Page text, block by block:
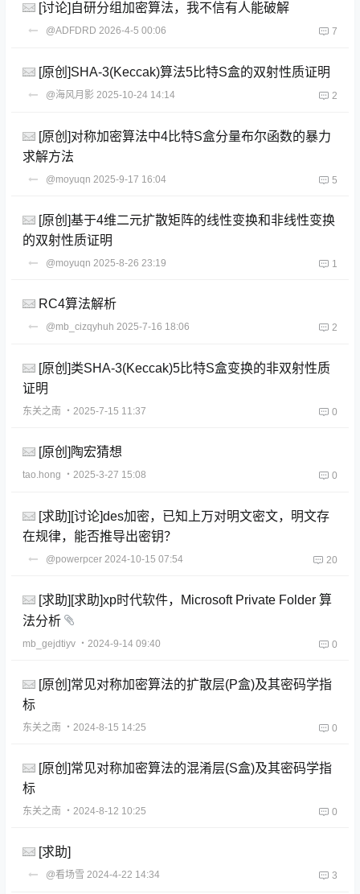
[讨论]自研分组加密算法，我不信有人能破解
@ADFDRD 2026-4-5 00:06 7
[原创]SHA-3(Keccak)算法5比特S盒的双射性质证明
@海风月影 2025-10-24 14:14 2
[原创]对称加密算法中4比特S盒分量布尔函数的暴力
求解方法
@moyuqn 2025-9-17 16:04 5
[原创]基于4维二元扩散矩阵的线性变换和非线性变换
的双射性质证明
@moyuqn 2025-8-26 23:19 1
RC4算法解析
@mb_cizqyhuh 2025-7-16 18:06 2
[原创]类SHA-3(Keccak)5比特S盒变换的非双射性质
证明
东关之南 ・2025-7-15 11:37 0
[原创]陶宏猜想
tao.hong ・2025-3-27 15:08 0
[求助][讨论]des加密，已知上万对明文密文，明文存
在规律，能否推导出密钥？
@powerpcer 2024-10-15 07:54 20
[求助][求助]xp时代软件，Microsoft Private Folder 算
法分析
mb_gejdtiyv ・2024-9-14 09:40 0
[原创]常见对称加密算法的扩散层(P盒)及其密码学指
标
东关之南 ・2024-8-15 14:25 0
[原创]常见对称加密算法的混淆层(S盒)及其密码学指
标
东关之南 ・2024-8-12 10:25 0
[求助]
@看场雪 2024-4-22 14:34 3